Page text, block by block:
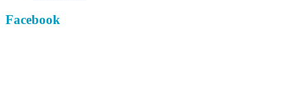
Facebook